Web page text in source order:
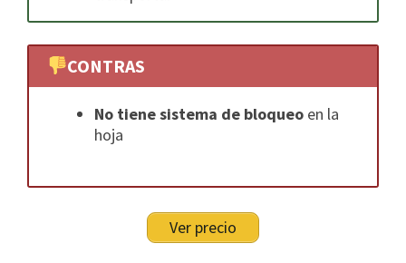
CONTRAS
No tiene sistema de bloqueo en la
hoja
Ver precio